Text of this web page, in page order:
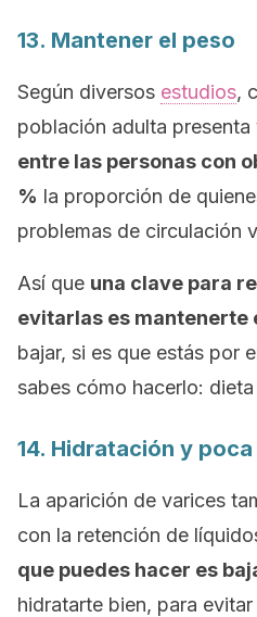
13. Mantener el peso
Según diversos estudios,
población adulta presenta
entre las personas con
% la proporción de
problemas de circulación
Así que una clave para
evitarlas es mantenerte
bajar, si es que estás por
sabes cómo hacerlo:
14. Hidratación y poca
La aparición de varices
con la retención de
que puedes hacer es
hidratarte bien, para